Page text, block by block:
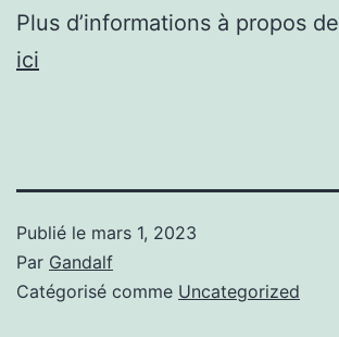
Plus d’informations à propos de
ici
Publié le mars 1, 2023
Par Gandalf
Catégorisé comme Uncategorized